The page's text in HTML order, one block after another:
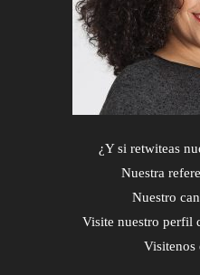
¿Y si retwiteas
Nuestra
Nuestro
Visite nuestro perfil
Visitenos